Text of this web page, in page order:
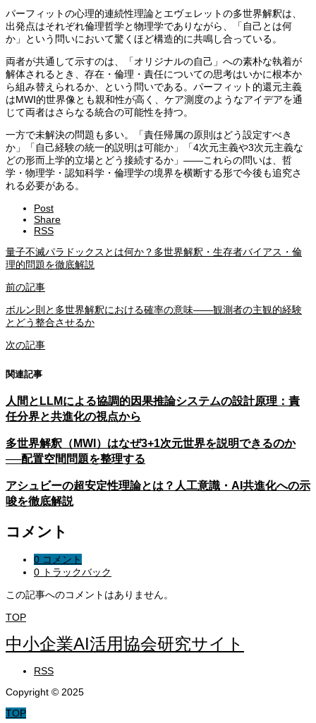
パーフィットの心理的連続性理論とエヴェレットの多世界解釈は、
出発点はそれぞれ倫理哲学と物理学でありながら、「自己とは何
か」という問いにおいて驚くほど構造的に共鳴し合っている。
両者が共通して示すのは、「オリジナルの自己」への素朴な執着が
解体されるとき、存在・倫理・責任についての思考はいかに根本か
ら組み替えられるか、という問いである。パーフィット的還元主義
はMWI的世界像とも親和性が高く、ケア測度のようなアイデアを通
じて両者はさらなる統合の可能性を持つ。
一方で未解決の問題も多い。「責任帰属の原則はどう設定すべき
か」「自己経験の統一的説明は可能か」「4次元主義や3次元主義な
どの形而上学的立場とどう接続するか」——これらの問いは、哲
学・物理学・認知科学・倫理学の境界を横断する形で今後も追究さ
れる必要がある。
Post
Share
RSS
量子不滅パラドックスとは何か？多世界解釈・生存者バイアス・倫
理的問題を徹底解説
前の記事
ボルン則と多世界解釈における確率の意味——観測者の主観的経験
とどう整合させるか
次の記事
関連記事
人間とLLMによる協調的因果推論システムの設計原理：責
任分界と共進化の視点から
多世界解釈（MWI）はなぜ3+1次元世界を説明できるのか
──配置空間問題を整理する
アシュビーの超安定性理論とは？人工意識・AI共進化への示
唆を徹底解説
コメント
0 コメント
0 トラックバック
この記事へのコメントはありません。
TOP
中小企業AI活用協会研究サイト
RSS
Copyright © 2025
TOP